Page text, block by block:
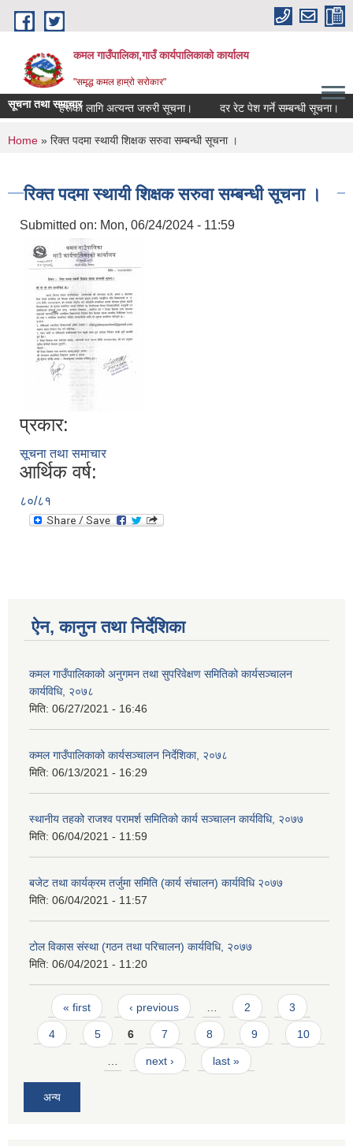
Skip to main content
कमल गाउँपालिका,गाउँ कार्यपालिकाको कार्यालय
"समृद्ध कमल हाम्रो सरोकार"
सूचना तथा समाचार
सम्बन्धी कृषकहरूका लागि अत्यन्त जरुरी सूचना। दर रेट पेश गर्ने सम्बन्धी सूचना।
You are here
Home » रिक्त पदमा स्थायी शिक्षक सरुवा सम्बन्धी सूचना ।
रिक्त पदमा स्थायी शिक्षक सरुवा सम्बन्धी सूचना ।
Submitted on: Mon, 06/24/2024 - 11:59
प्रकार:
सूचना तथा समाचार
आर्थिक वर्ष:
८०/८१
ऐन, कानुन तथा निर्देशिका
कमल गाउँपालिकाको अनुगमन तथा सुपरिवेक्षण समितिको कार्यसञ्चालन
कार्यविधि, २०७८
मिति: 06/27/2021 - 16:46
कमल गाउँपालिकाको कार्यसञ्‍चालन निर्देशिका, २०७८
मिति: 06/13/2021 - 16:29
स्थानीय तहको राजश्व परामर्श समितिको कार्य सञ्चालन कार्यविधि, २०७७
मिति: 06/04/2021 - 11:59
बजेट तथा कार्यक्रम तर्जुमा समिति (कार्य संचालन) कार्यविधि २०७७
मिति: 06/04/2021 - 11:57
टोल विकास संस्था (गठन तथा परिचालन) कार्यविधि, २०७७
मिति: 06/04/2021 - 11:20
Pages
« first ‹ previous 2 3
4 5 6 7 8 9 10
next › last »
अन्य